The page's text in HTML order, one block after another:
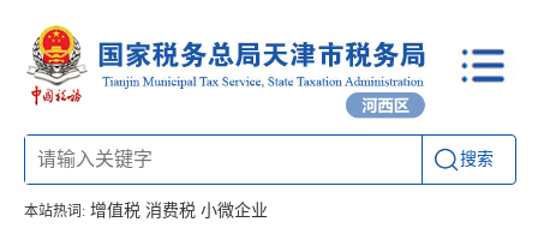
搜索
本站热词: 增值税 消费税 小微企业